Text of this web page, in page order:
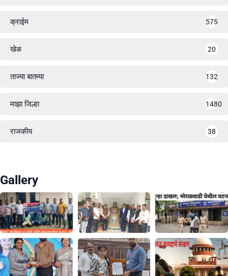
क्राईम 575
खेळ 20
ताज्या बातम्या 132
माझा जिल्हा 1480
राजकीय 38
Gallery